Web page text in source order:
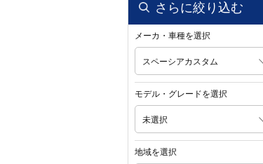
さらに絞り込む
メーカ・車種を選択
スペーシアカスタム
モデル・グレードを選択
未選択
地域を選択